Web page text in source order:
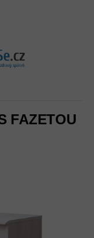
FAZETOU